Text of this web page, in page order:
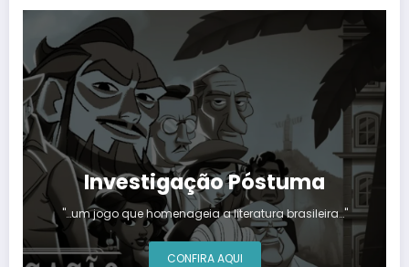
Investigação Póstuma
"…um jogo que homenageia a literatura brasileira…"
CONFIRA AQUI